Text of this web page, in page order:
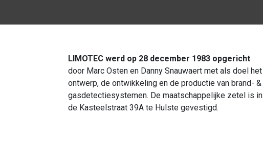
LIMOTEC werd op 28 december 1983 opgericht
door Marc Osten en Danny Snauwaert met als doel het
ontwerp, de ontwikkeling en de productie van brand- &
gasdetectiesystemen. De maatschappelijke zetel is in
de Kasteelstraat 39A te Hulste gevestigd.